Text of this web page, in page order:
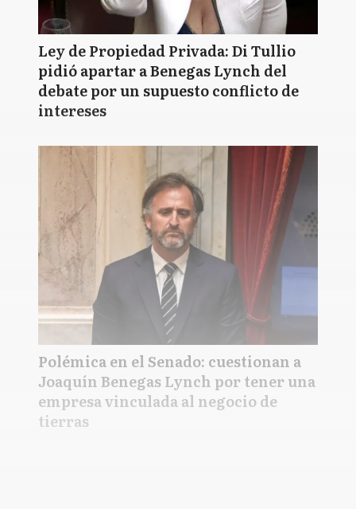
Ley de Propiedad Privada: Di Tullio
pidió apartar a Benegas Lynch del
debate por un supuesto conflicto de
intereses
Polémica en el Senado: cuestionan a
Joaquín Benegas Lynch por tener una
empresa vinculada al negocio de
tierras